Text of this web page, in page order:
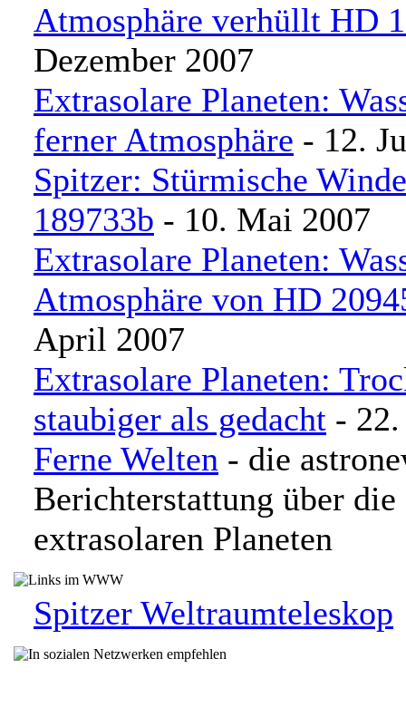
Atmosphäre verhüllt HD
Dezember 2007
Extrasolare Planeten:
ferner Atmosphäre - 12.
Spitzer: Stürmische
189733b - 10. Mai 2007
Extrasolare Planeten:
Atmosphäre von HD
April 2007
Extrasolare Planeten:
staubiger als gedacht -
Ferne Welten - die
Berichterstattung über die
extrasolaren Planeten
Spitzer Weltraumteleskop